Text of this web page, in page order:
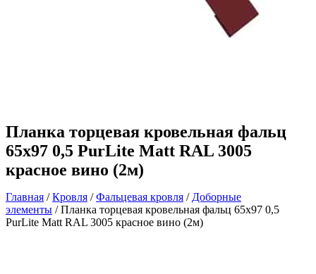
Планка торцевая кровельная фальц
65х97 0,5 PurLite Matt RAL 3005
красное вино (2м)
Главная /Кровля /Фальцевая кровля / Доборные
элементы / Планка торцевая кровельная фальц 65х97 0,5
PurLite Matt RAL 3005 красное вино (2м)